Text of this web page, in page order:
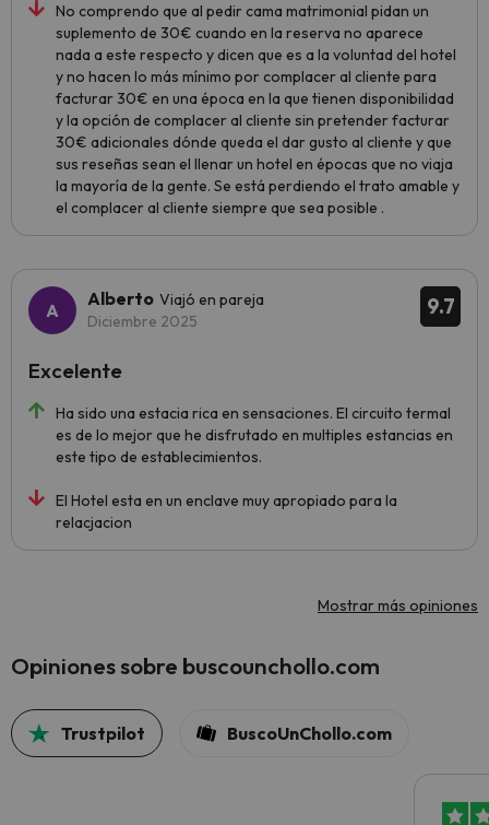
No comprendo que al pedir cama matrimonial pidan un
suplemento de 30€ cuando en la reserva no aparece
nada a este respecto y dicen que es a la voluntad del hotel
y no hacen lo más mínimo por complacer al cliente para
facturar 30€ en una época en la que tienen disponibilidad
y la opción de complacer al cliente sin pretender facturar
30€ adicionales dónde queda el dar gusto al cliente y que
sus reseñas sean el llenar un hotel en épocas que no viaja
la mayoría de la gente. Se está perdiendo el trato amable y
el complacer al cliente siempre que sea posible .
9.7
Alberto Viajó en pareja
Diciembre 2025
Ha sido una estacia rica en sensaciones. El circuito termal
es de lo mejor que he disfrutado en multiples estancias en
este tipo de establecimientos.
El Hotel esta en un enclave muy apropiado para la
relacjacion
Excelente
Mostrar más opiniones
Opiniones sobre buscounchollo.com
Trustpilot BuscoUnChollo.com